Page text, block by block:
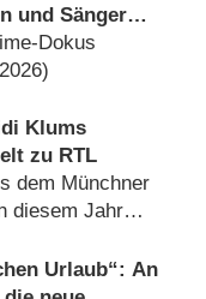
und Sänger
Dokus
Klums
zu RTL
dem Münchner
diesem Jahr
Urlaub“: An